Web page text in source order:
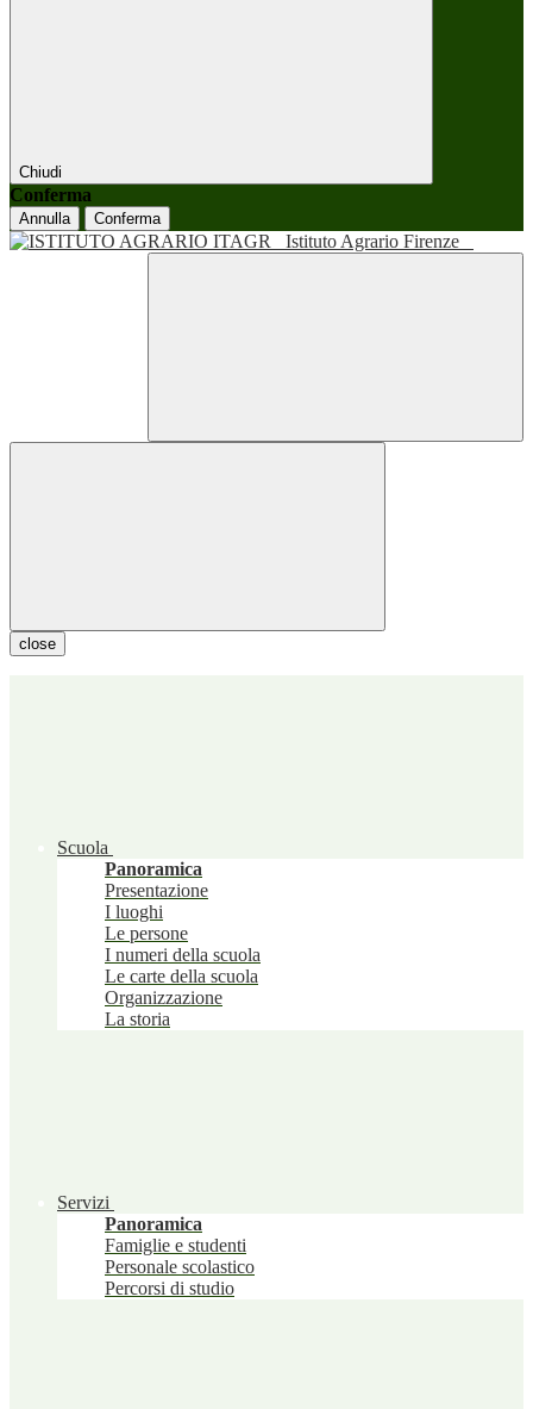
Chiudi
Conferma
Annulla Conferma
Istituto Agrario Firenze
close
Scuola
Panoramica
Presentazione
I luoghi
Le persone
I numeri della scuola
Le carte della scuola
Organizzazione
La storia
Servizi
Panoramica
Famiglie e studenti
Personale scolastico
Percorsi di studio